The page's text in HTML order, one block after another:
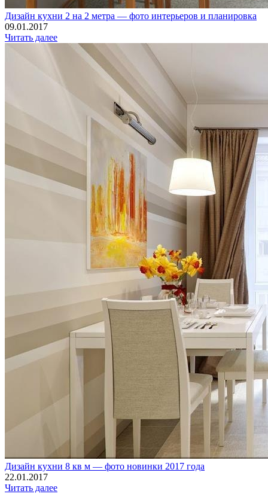
Дизайн кухни 2 на 2 метра — фото интерьеров и планировка
09.01.2017
Читать далее
Дизайн кухни 8 кв м — фото новинки 2017 года
22.01.2017
Читать далее